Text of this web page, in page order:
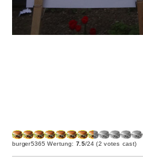
burger5365 Wertung: 7.5/24 (2 votes cast)